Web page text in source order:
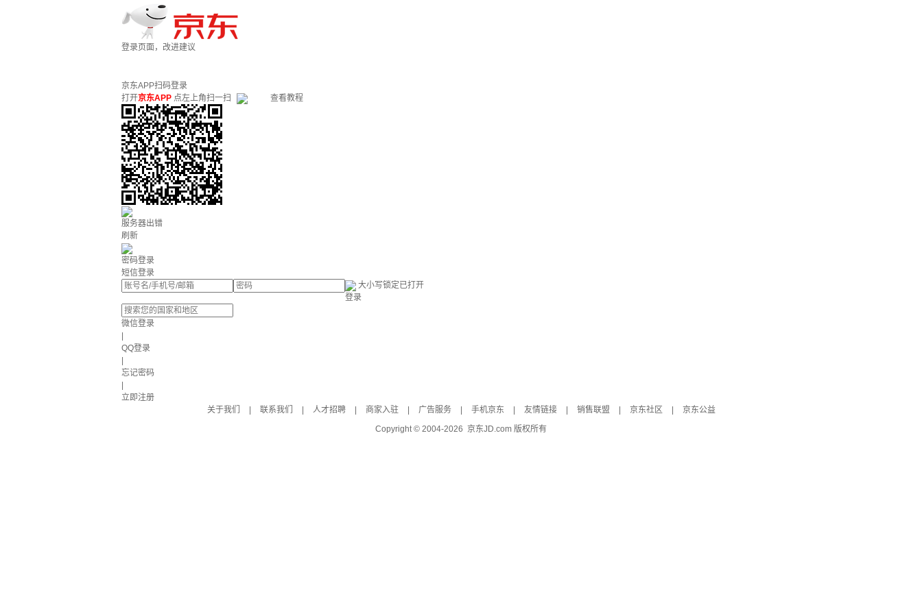
登录页面，改进建议
京东APP扫码登录
打开京东APP 点左上角扫一扫 查看教程
服务器出错
刷新
密码登录
短信登录
大小写锁定已打开
登录
微信登录
QQ登录
忘记密码
立即注册
关于我们
联系我们 人才招聘 商家入驻 广告服务 手机京东 友情链接 销售联盟 京东社区
京东公益
Copyright © 2004-2026 京东JD.com 版权所有